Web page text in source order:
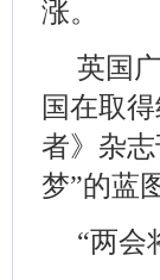
涨。
英国
国在取
者》杂
梦”的蓝
“两会